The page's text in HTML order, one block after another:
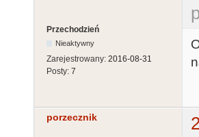
Przechodzień
Nieaktywny
Zarejestrowany: 2016-08-31
Posty: 7
porzecznik